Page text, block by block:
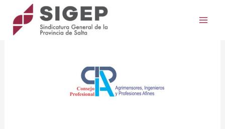
contenido
navigation